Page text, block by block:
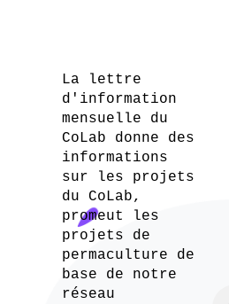
La lettre
d'information
mensuelle du
CoLab donne des
informations
sur les projets
du CoLab,
promeut les
projets de
permaculture de
base de notre
réseau